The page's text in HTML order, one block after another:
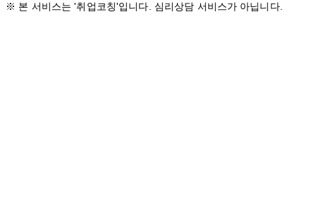
※ 본 서비스는 '취업코칭'입니다. 심리상담 서비스가 아닙니다.